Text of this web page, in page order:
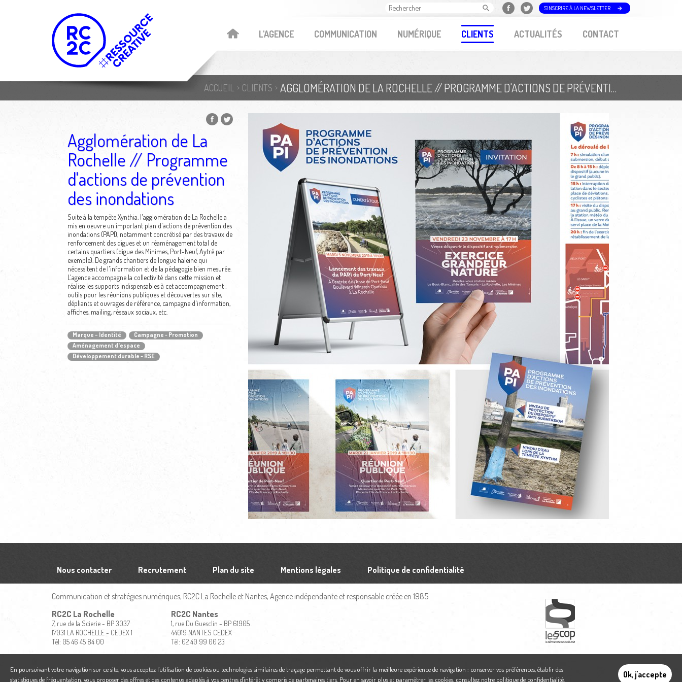
L'AGENCE COMMUNICATION NUMÉRIQUE CLIENTS ACTUALITÉS CONTACT
S'INSCRIRE À LA NEWSLETTER
ACCUEIL CLIENTS AGGLOMÉRATION DE LA ROCHELLE // PROGRAMME D'ACTIONS DE PRÉVENTION DES INONDATIONS
Agglomération de La
Rochelle // Programme
d'actions de prévention
des inondations
Suite à la tempête Xynthia, l'agglomération de La Rochelle a
mis en oeuvre un important plan d'actions de prévention des
inondations (PAPI), notamment concrétisé par des travaux de
renforcement des digues et un réaménagement total de
certains quartiers (digue des Minimes, Port-Neuf, Aytré par
exemple). De grands chantiers de longue haleine qui
nécessitent de l'information et de la pédagogie bien mesurée.
L'agence accompagne la collectivité dans cette mission et
réalise les supports indispensables à cet accompagnement :
outils pour les réunions publiques et découvertes sur site,
dépliants et ouvrages de référence, campagne d'information,
affiches, mailing, réseaux sociaux, etc.
Marque – Identité
Campagne - Promotion
Aménagement d'espace
Développement durable - RSE
Nous contacter Recrutement Plan du site Mentions légales Politique de confidentialité
Communication et stratégies numériques, RC2C La Rochelle et Nantes, Agence indépendante et responsable créée en 1985.
RC2C La Rochelle
7, rue de la Scierie - BP 3037
17031 LA ROCHELLE - CEDEX 1
Tél: 05 46 45 84 00
RC2C Nantes
1, rue Du Guesclin - BP 61905
44019 NANTES CEDEX
Tél: 02 40 99 00 23
En poursuivant votre navigation sur ce site, vous acceptez l'utilisation de cookies ou technologies similaires de traçage permettant de vous offrir la meilleure expérience de navigation : conserver vos préférences, établir des
statistiques de fréquentation, vous proposer des offres et des contenus adaptés à vos centres d'intérêt y compris de partenaires tiers. Pour en savoir plus et paramétrer les cookies, consultez notre politique de confidentialité Ok, j'accepte